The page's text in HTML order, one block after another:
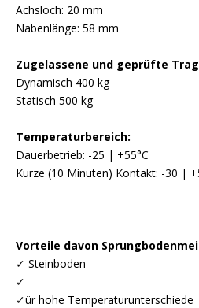
Achsloch: 20 mm
Nabenlänge: 58 mm
Zugelassene und geprüfte
Dynamisch 400 kg
Statisch 500 kg
Temperaturbereich:
Dauerbetrieb: -25 | +55°C
Kurze (10 Minuten) Kontakt: -30 |
Vorteile davon
✓ Steinboden
✓
✓ür hohe Temperaturunterschiede